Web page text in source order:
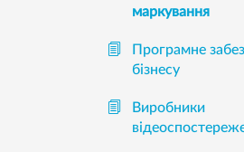
маркування
Програмне
бізнесу
Виробники